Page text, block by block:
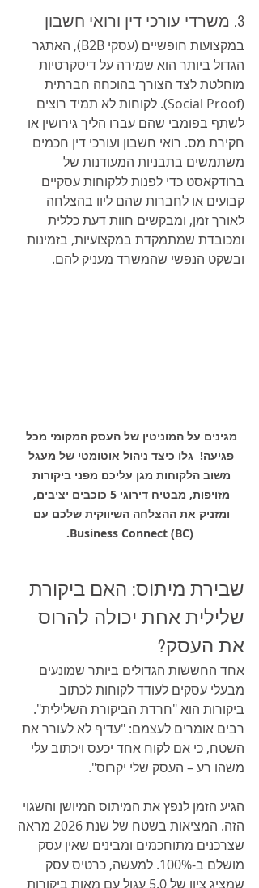
3. משרדי עורכי דין ורואי חשבון
במקצועות חופשיים (עסקי B2B), האתגר
הגדול ביותר הוא שמירה על דיסקרטיות
מוחלטת לצד הצורך בהוכחה חברתית
(Social Proof). לקוחות לא תמיד רוצים
לשתף בפומבי שהם עברו הליך גירושין או
חקירת מס. רואי חשבון ועורכי דין חכמים
משתמשים בתבניות המעודנות של
ברודקאסט כדי לפנות ללקוחות עסקיים
קבועים או לחברות שהם ליוו בהצלחה
לאורך זמן, ומבקשים חוות דעת כללית
ומכובדת שמתמקדת במקצועיות, בזמינות
ובשקט הנפשי שהמשרד מעניק להם.
מגינים על המוניטין של העסק המקומי מכל
פגיעה!  גלו כיצד ניהול אוטומטי של מעגל
משוב הלקוחות מגן עליכם מפני ביקורות
מזויפות, מבטיח דירוגי 5 כוכבים יציבים,
ומזניק את ההצלחה השיווקית שלכם עם
Business Connect (BC).
שבירת מיתוס: האם ביקורת
שלילית אחת יכולה להרוס
את העסק?
אחד החששות הגדולים ביותר שמונעים
מבעלי עסקים לעודד לקוחות לכתוב
ביקורות הוא "חרדת הביקורת השלילית".
רבים אומרים לעצמם: "עדיף לא לעורר את
השטח, כי אם לקוח אחד יכעס ויכתוב עלי
משהו רע – העסק שלי יקרוס".
הגיע הזמן לנפץ את המיתוס המיושן והשגוי
הזה. המציאות בשטח של שנת 2026 מראה
שצרכנים מתוחכמים ומבינים שאין עסק
מושלם ב-100%. למעשה, כרטיס עסק
שמציג ציון של 5.0 עגול עם מאות ביקורות